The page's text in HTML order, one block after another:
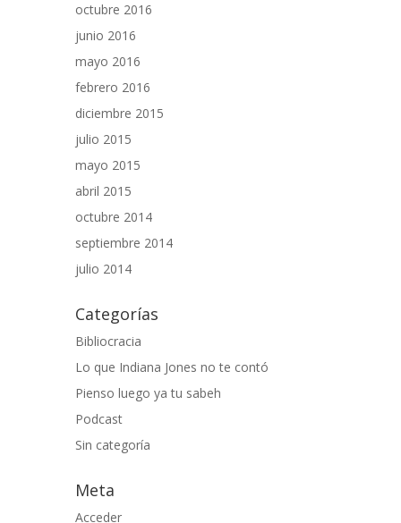
octubre 2016
junio 2016
mayo 2016
febrero 2016
diciembre 2015
julio 2015
mayo 2015
abril 2015
octubre 2014
septiembre 2014
julio 2014
Categorías
Bibliocracia
Lo que Indiana Jones no te contó
Pienso luego ya tu sabeh
Podcast
Sin categoría
Meta
Acceder